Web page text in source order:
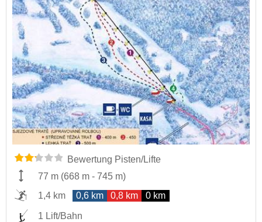
Bewertung Pisten/Lifte
77 m (668 m - 745 m)
1,4 km
0,6 km 0,8 km 0 km
1 Lift/Bahn